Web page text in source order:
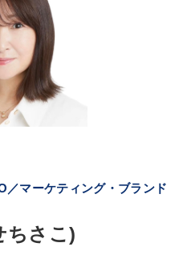
マーケティング・ブランド
ちさこ)